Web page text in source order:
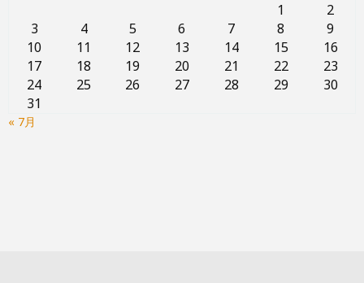
1
2
3
4 5 6 7 8
9
10
11 12 13 14 15
16
17
18 19 20 21 22
23
24
25 26 27 28 29
30
31
« 7月